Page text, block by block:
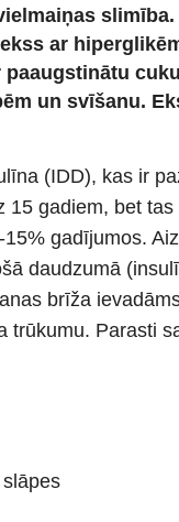
ar
un svīšanu.
(IDD), kas ir
15 gadiem, bet
gadījumos.
daudzumā
brīža
trūkumu. Parasti